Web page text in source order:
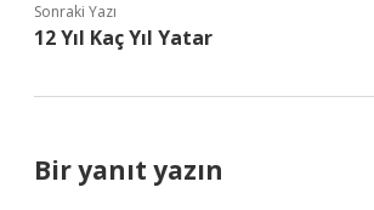
Sonraki Yazı
12 Yıl Kaç Yıl Yatar
Bir yanıt yazın